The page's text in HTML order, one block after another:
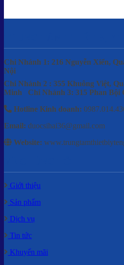
Chi Nhánh 1: 216 Nguyễn Xiển,
Nội
Chi Nhánh 2 : 355 Khuông Việt,
Minh
Chi Nhánh 3: 315 Phan Bội
Hotline Kinh doanh:
Email: duocsihai36@gmail.com
Website:
Giới thiệu
Sản phẩm
Dịch vụ
Tin tức
Khuyến mãi